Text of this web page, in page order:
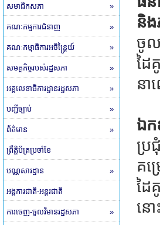
សមាជិកសភា »
គណៈកម្មការជំនាញ »
គណៈកម្មាធិការអចិន្ត្រៃយ៍ »
សមត្ថកិច្ចរបស់រដ្ឋសភា »
អគ្គលេខាធិការដ្ឋានរដ្ឋសភា »
បញ្ជីច្បាប់ »
ព័ត៌មាន »
ព្រឹត្តិប័ត្រប្រចាំខែ
បណ្ណសារដ្ឋាន »
អង្គការជាតិ-អន្តរជាតិ
ការចេញ-ចូលវិមានរដ្ឋសភា »
និង
ចូ
ដៃ
នា
ឯក
ប្រ
គម្
ដៃ
នោ